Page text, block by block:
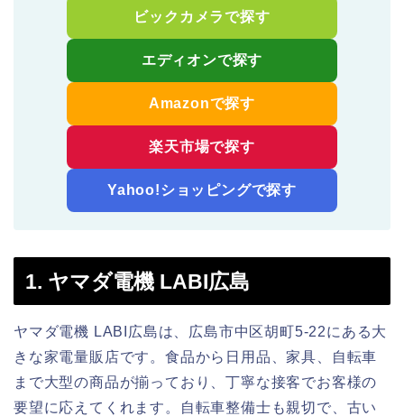
ビックカメラで探す
エディオンで探す
Amazonで探す
楽天市場で探す
Yahoo!ショッピングで探す
1. ヤマダ電機 LABI広島
ヤマダ電機 LABI広島は、広島市中区胡町5-22にある大
きな家電量販店です。食品から日用品、家具、自転車
まで大型の商品が揃っており、丁寧な接客でお客様の
要望に応えてくれます。自転車整備士も親切で、古い